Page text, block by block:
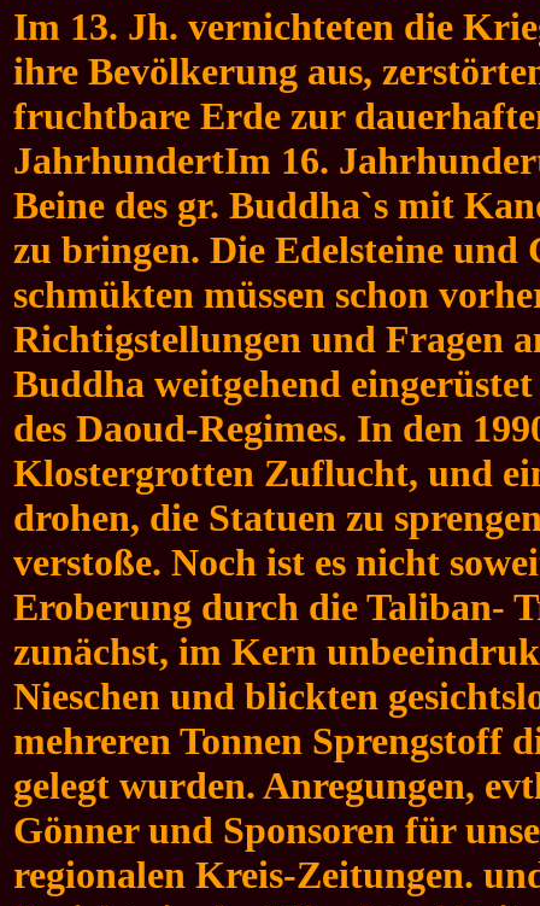
Im 13. Jh. vernichteten die
ihre Bevölkerung aus,
fruchtbare Erde zur
JahrhundertIm 16.
Beine des gr. Buddha`s mit
zu bringen. Die Edelsteine
schmükten müssen schon
Richtigstellungen und Fragen
Buddha weitgehend
des Daoud-Regimes. In den
Klostergrotten Zuflucht, und
drohen, die Statuen zu
verstoße. Noch ist es nicht
Eroberung durch die Taliban-
zunächst, im Kern
Nieschen und blickten
mehreren Tonnen Sprengstoff
gelegt wurden. Anregungen,
Gönner und Sponsoren für
regionalen Kreis-Zeitungen.